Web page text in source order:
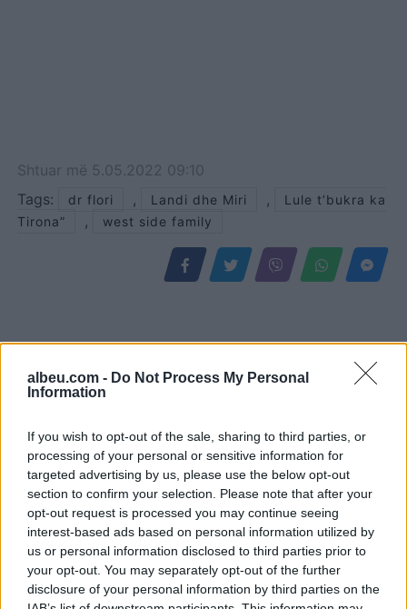
albeu.com - Do Not Process My Personal
Information
If you wish to opt-out of the sale, sharing to third parties, or
processing of your personal or sensitive information for
targeted advertising by us, please use the below opt-out
section to confirm your selection. Please note that after your
opt-out request is processed you may continue seeing
interest-based ads based on personal information utilized by
us or personal information disclosed to third parties prior to
your opt-out. You may separately opt-out of the further
disclosure of your personal information by third parties on the
Shtuar më 5.05.2022 09:10
Tags:
dr flori , Landi dhe Miri ,
Lule t’bukra ka
Tirona”
, west side family
Don Xhoni i kthehet
ashpër një personi në
publik, çfarë ndodhi me
reperin?
Ndahet nga jeta në
moshën 81-vjeçare
mjeshtri i flamenkos, Pepe
Habichuela